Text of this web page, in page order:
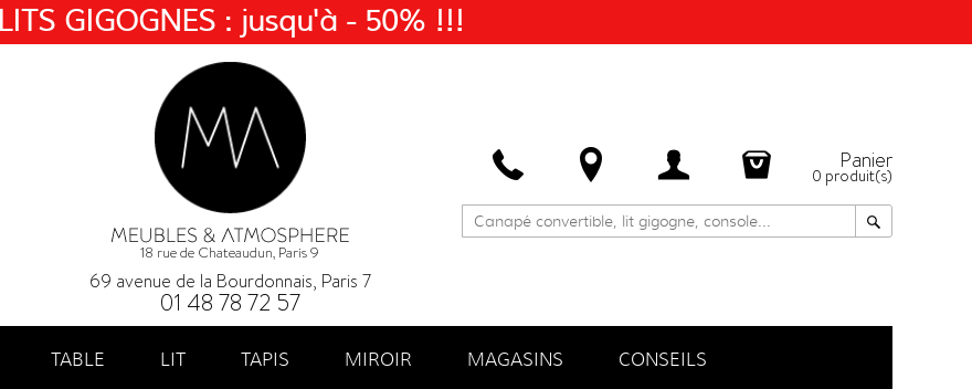
18 rue de Chateaudun, Paris 9
69 avenue de la Bourdonnais, Paris 7
01 48 78 72 57
Panier
0 produit(s)
TABLE LIT TAPIS MIROIR MAGASINS CONSEILS
LITS GIGOGNES : jusqu'à - 50% !!!